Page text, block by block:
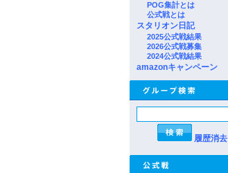
POG集計とは
公式戦とは
スタリオン日記
2025公式戦結果
2026公式戦募集
2024公式戦結果
amazonキャンペーン
履歴消去